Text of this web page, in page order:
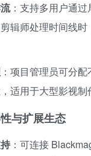
：支持多用户通
辑师处理时间线
：项目管理员可分
适用于大型影视制
与扩展生态
：可连接